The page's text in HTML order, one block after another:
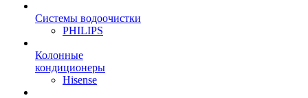
Системы водоочистки
PHILIPS
Колонные
кондиционеры
Hisense